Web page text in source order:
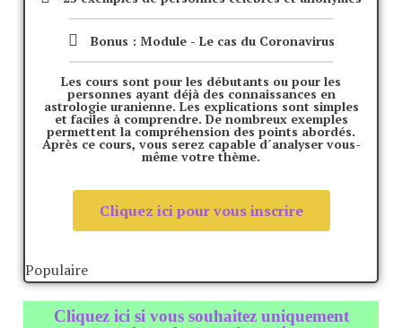
Bonus : Module - Le cas du Coronavirus
Les cours sont pour les débutants ou pour les
personnes ayant déjà des connaissances en
astrologie uranienne. Les explications sont simples
et faciles à comprendre. De nombreux exemples
permettent la compréhension des points abordés.
Après ce cours, vous serez capable d´analyser vous-
même votre thème.
Cliquez ici pour vous inscrire
Populaire
Cliquez ici si vous souhaitez uniquement